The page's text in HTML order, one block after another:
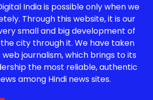
India is possible only when we
Through this website, it is our
small and big development of
city through it. We have taken
journalism, which brings to its
the most reliable, authentic
among Hindi news sites.